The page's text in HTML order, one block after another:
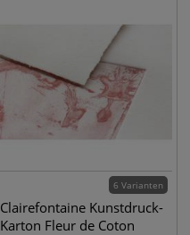
6 Varianten
Clairefontaine Kunstdruck-
Karton Fleur de Coton